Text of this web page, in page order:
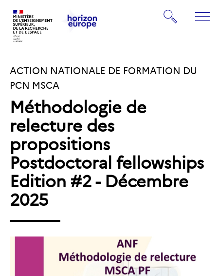
la
page
page
d'accueil
Rechercher
ACTION NATIONALE DE FORMATION DU
PCN MSCA
Méthodologie de
relecture des
propositions
Postdoctoral fellowships
Edition #2 - Décembre
2025